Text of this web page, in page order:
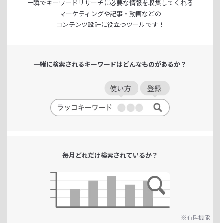
一瞬でキーワードリサーチに必要な情報を収集してくれる
マーケティングや記事・動画などの
コンテンツ設計に役立つツールです！
一緒に検索されるキーワードはどんなものがあるか？
毎月どれだけ検索されているか？
※有料機能